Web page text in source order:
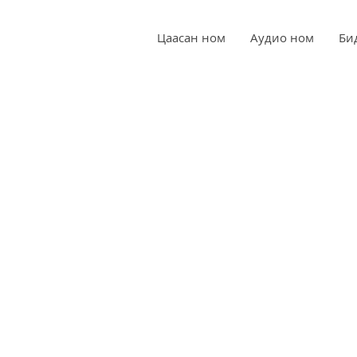
Цаасан ном Аудио ном